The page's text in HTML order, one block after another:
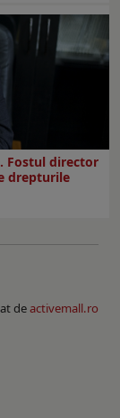
Fostul director
drepturile
deactivemall.ro